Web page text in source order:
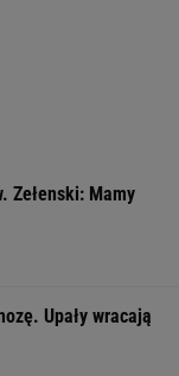
Zełenski: Mamy
Upały wracają